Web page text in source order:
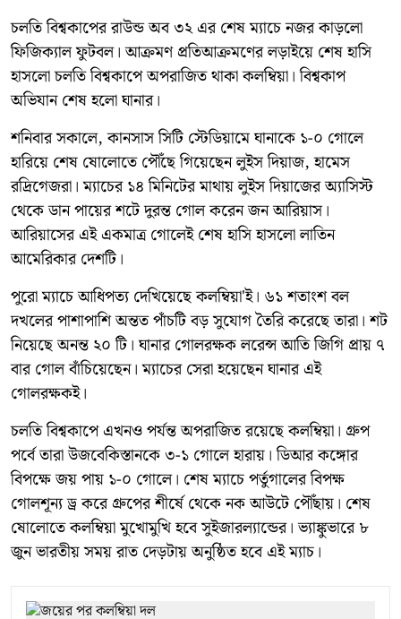
চলতি বিশ্বকাপের রাউন্ড অব ৩২ এর শেষ ম্যাচে নজর কাড়লো
ফিজিক্যাল ফুটবল। আক্রমণ প্রতিআক্রমণের লড়াইয়ে শেষ হাসি
হাসলো চলতি বিশ্বকাপে অপরাজিত থাকা কলম্বিয়া। বিশ্বকাপ
অভিযান শেষ হলো ঘানার।
শনিবার সকালে, কানসাস সিটি স্টেডিয়ামে ঘানাকে ১-০ গোলে
হারিয়ে শেষ ষোলোতে পৌঁছে গিয়েছেন লুইস দিয়াজ, হামেস
রদ্রিগেজরা। ম্যাচের ১৪ মিনিটের মাথায় লুইস দিয়াজের অ্যাসিস্ট
থেকে ডান পায়ের শটে দুরন্ত গোল করেন জন আরিয়াস।
আরিয়াসের এই একমাত্র গোলেই শেষ হাসি হাসলো লাতিন
আমেরিকার দেশটি।
পুরো ম্যাচে আধিপত্য দেখিয়েছে কলম্বিয়া'ই। ৬১ শতাংশ বল
দখলের পাশাপাশি অন্তত পাঁচটি বড় সুযোগ তৈরি করেছে তারা। শট
নিয়েছে অনন্ত ২০ টি। ঘানার গোলরক্ষক লরেন্স আতি জিগি প্রায় ৭
বার গোল বাঁচিয়েছেন। ম্যাচের সেরা হয়েছেন ঘানার এই
গোলরক্ষকই।
চলতি বিশ্বকাপে এখনও পর্যন্ত অপরাজিত রয়েছে কলম্বিয়া। গ্রুপ
পর্বে তারা উজবেকিস্তানকে ৩-১ গোলে হারায়। ডিআর কঙ্গোর
বিপক্ষে জয় পায় ১-০ গোলে। শেষ ম্যাচে পর্তুগালের বিপক্ষ
গোলশূন্য ড্র করে গ্রুপের শীর্ষে থেকে নক আউটে পৌঁছায়। শেষ
ষোলোতে কলম্বিয়া মুখোমুখি হবে সুইজারল্যান্ডের। ভ্যাঙ্কুভারে ৮
জুন ভারতীয় সময় রাত দেড়টায় অনুষ্ঠিত হবে এই ম্যাচ।